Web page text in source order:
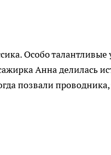
Особо талантливые
Анна делилась
позвали